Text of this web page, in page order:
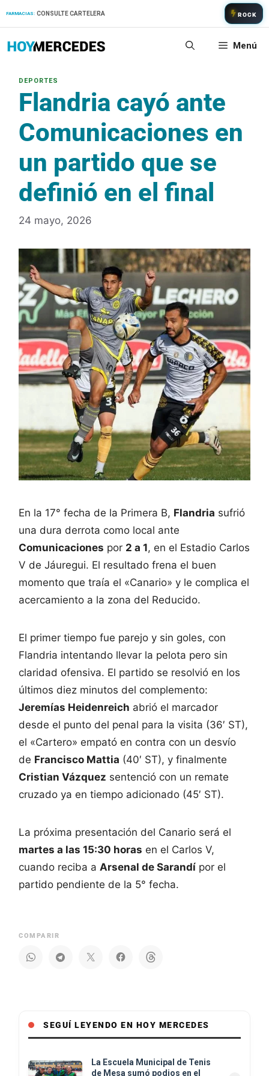
FARMACIAS: CONSULTE CARTELERA ROCK
Menú
Flandria cayó ante
Comunicaciones en
un partido que se
definió en el final
24 mayo, 2026
En la 17° fecha de la Primera B, Flandria sufrió
una dura derrota como local ante
Comunicaciones por 2 a 1, en el Estadio Carlos
V de Jáuregui. El resultado frena el buen
momento que traía el «Canario» y le complica el
acercamiento a la zona del Reducido.
El primer tiempo fue parejo y sin goles, con
Flandria intentando llevar la pelota pero sin
claridad ofensiva. El partido se resolvió en los
últimos diez minutos del complemento:
Jeremías Heidenreich abrió el marcador
desde el punto del penal para la visita (36′ ST),
el «Cartero» empató en contra con un desvío
de Francisco Mattia (40′ ST), y finalmente
Cristian Vázquez sentenció con un remate
cruzado ya en tiempo adicionado (45′ ST).
La próxima presentación del Canario será el
martes a las 15:30 horas en el Carlos V,
cuando reciba a Arsenal de Sarandí por el
partido pendiente de la 5° fecha.
COMPARIR
SEGUÍ LEYENDO EN HOY MERCEDES
La Escuela Municipal de Tenis
de Mesa sumó podios en el